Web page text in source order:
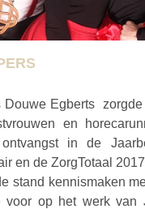
Douwe Egberts zorgde
en
in de
en de ZorgTotaal
stand kennismaken
voor op het werk van